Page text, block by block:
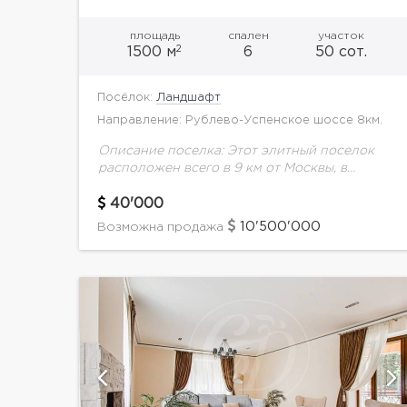
площадь
1500 м2
спален
6
участок
50 сот.
Посёлок: Ландшафт
Направление: Рублево-Успенское шоссе 8км.
Описание поселка: Этот элитный поселок
расположен всего в 9 км от Москвы, в
живописном берегу небольшого озера.
Недалеко от комплекса протекает Москва-
40'000
Возможна продажа 10'500'000
показать ещё 15 фотографий